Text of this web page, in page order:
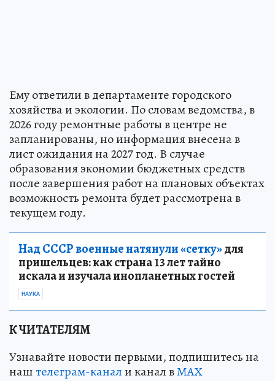
Ему ответили в департаменте городского
хозяйства и экологии. По словам ведомства, в
2026 году ремонтные работы в центре не
запланированы, но информация внесена в
лист ожидания на 2027 год. В случае
образования экономии бюджетных средств
после завершения работ на плановых объектах
возможность ремонта будет рассмотрена в
текущем году.
Над СССР военные натянули «сетку»для
пришельцев: как страна 13 лет тайно
искала и изучала инопланетных гостей
НАУКА
К ЧИТАТЕЛЯМ
Узнавайте новости первыми, подпишитесь на
наштелеграм-канали канал вМАХ